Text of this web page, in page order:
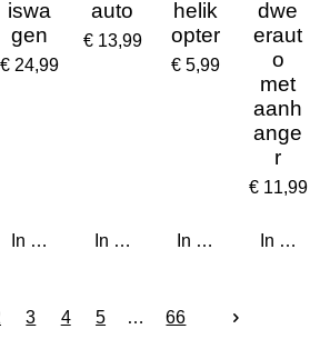
iswa
gen
€ 24,99
In winkelwagen
auto
€ 13,99
In winkelwagen
helik
opter
€ 5,99
In winkelwagen
dwe
eraut
o
met
aanh
ange
r
€ 11,99
In
3 4 5 66